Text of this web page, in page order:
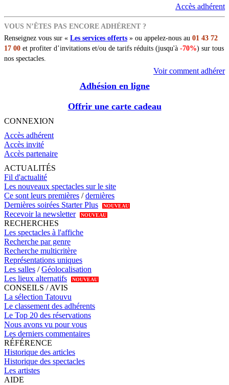
Accès adhérent
VOUS N’ÊTES PAS ENCORE ADHÉRENT ?
Renseignez vous sur « Les services offerts » ou appelez-nous au 01 43 72
17 00 et profiter d’invitations et/ou de tarifs réduits (jusqu'à -70%) sur tous
nos spectacles.
Voir comment adhérer
Adhésion en ligne
Offrir une carte cadeau
CONNEXION
Accès adhérent
Accès invité
Accès partenaire
ACTUALITÉS
Fil d'actualité
Les nouveaux spectacles sur le site
Ce sont leurs premières /dernières
Dernières soirées Starter Plus
NOUVEAU
Recevoir la newsletter NOUVEAU
RECHERCHES
Les spectacles à l'affiche
Recherche par genre
Recherche multicritère
Représentations uniques
Les salles /Géolocalisation
Les lieux alternatifs
NOUVEAU
CONSEILS / AVIS
La sélection Tatouvu
Le classement des adhérents
Le Top 20 des réservations
Nous avons vu pour vous
Les derniers commentaires
RÉFÉRENCE
Historique des articles
Historique des spectacles
Les artistes
AIDE